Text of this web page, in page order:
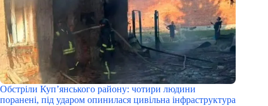
Обстріли Куп’янського району: чотири людини
поранені, під ударом опинилася цивільна інфраструктура